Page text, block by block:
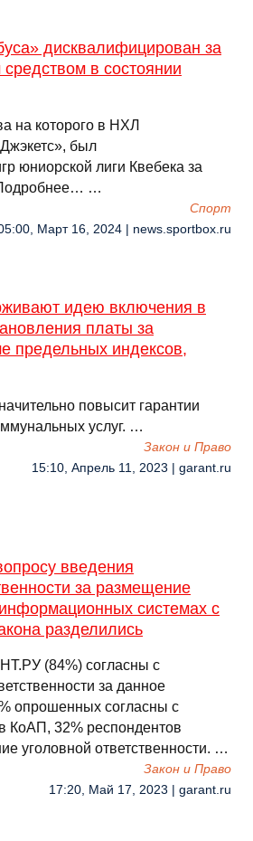
дисквалифицирован за
в состоянии
на которого в НХЛ
был
юниорской лиги Квебека за
…
Спорт
Март 16, 2024 | news.sportbox.ru
идею включения в
платы за
предельных индексов,
повысит гарантии
услуг. …
Закон и Право
15:10, Апрель 11, 2023 | garant.ru
введения
за размещение
системах с
разделились
(84%) согласны с
за данное
опрошенных согласны с
КоАП, 32% респондентов
уголовной ответственности. …
Закон и Право
17:20, Май 17, 2023 | garant.ru